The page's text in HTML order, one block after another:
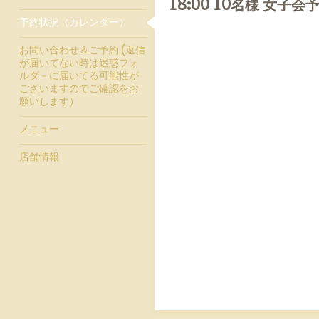
18:00 10名様 女子会
予約状況（カレンダー）
お問い合わせ＆ご予約 (返信
が届いてない時は迷惑フォ
ルダ－に届いてる可能性が
ございますのでご確認をお
願いします）
メニュー
店舗情報